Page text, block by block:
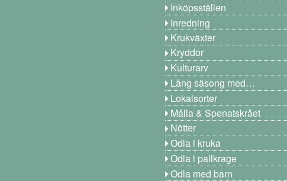
Inköpsställen
Inredning
Krukväxter
Kryddor
Kulturarv
Lång säsong med…
Lokalsorter
Målla & Spenatskrået
Nötter
Odla i kruka
Odla i pallkrage
Odla med barn